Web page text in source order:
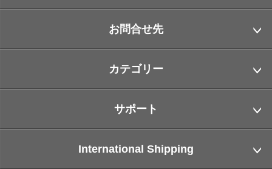
お問合せ先
カテゴリー
サポート
International Shipping